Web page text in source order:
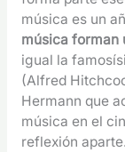
música es un
música forman
igual la
(Alfred
Hermann que
música en el
reflexión aparte.